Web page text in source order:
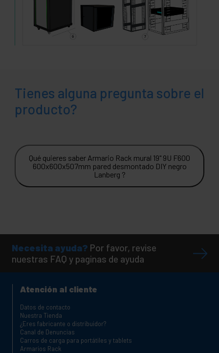
Tienes alguna pregunta sobre el
producto?
Qué quieres saber Armario Rack mural 19" 9U F600
600x600x507mm pared desmontado DIY negro
Lanberg ?
Necesita ayuda? Por favor, revise
nuestras FAQ y paginas de ayuda
Atención al cliente
Datos de contacto
Nuestra Tienda
¿Eres fabricante o distribuidor?
Canal de Denuncias
Carros de carga para portátiles y tablets
Armarios Rack